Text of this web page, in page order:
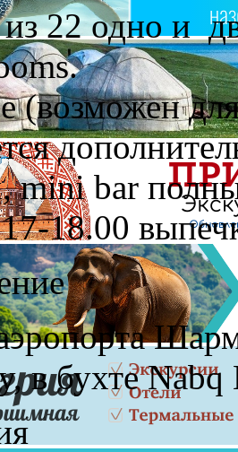
22 одно и
(возможен
mini bar
18.00
в бухте